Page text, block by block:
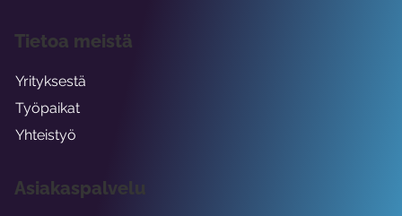
Asiakaspalvelu
Tietoa meistä
Yrityksestä
Työpaikat
Yhteistyö